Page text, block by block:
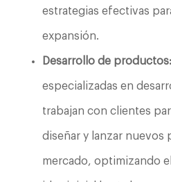
estrategias efectivas
expansión.
Desarrollo de productos:
especializadas en
trabajan con clientes
diseñar y lanzar nuevos
mercado, optimizando